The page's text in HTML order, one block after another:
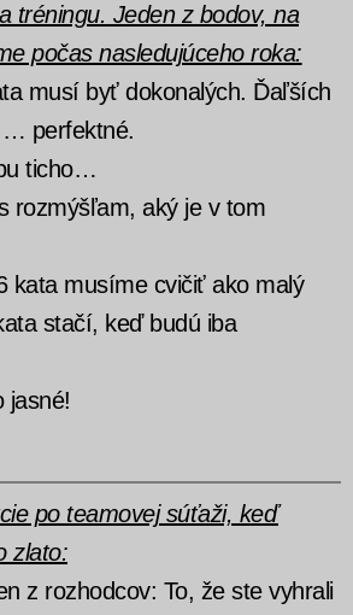
tréningu. Jeden z bodov, na
počas nasledujúceho roka:
musí byť dokonalých. Ďaľších
perfektné.
ticho…
rozmýšľam, aký je v tom
kata musíme cvičiť ako malý
stačí, keď budú iba
jasné!
po teamovej súťaži, keď
zlato:
z rozhodcov: To, že ste vyhrali